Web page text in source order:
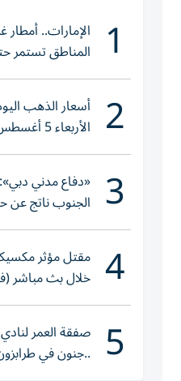
1 الإمارات..
المناطق تستمر
2 أسعار الذهب
تحديث لعيار 21
3 «دفاع مدني
الجنوب ناتج
ولا إصابات
4 مقتل مؤثر
خلال بث مباشر
5 صفقة العمر
..جنون في